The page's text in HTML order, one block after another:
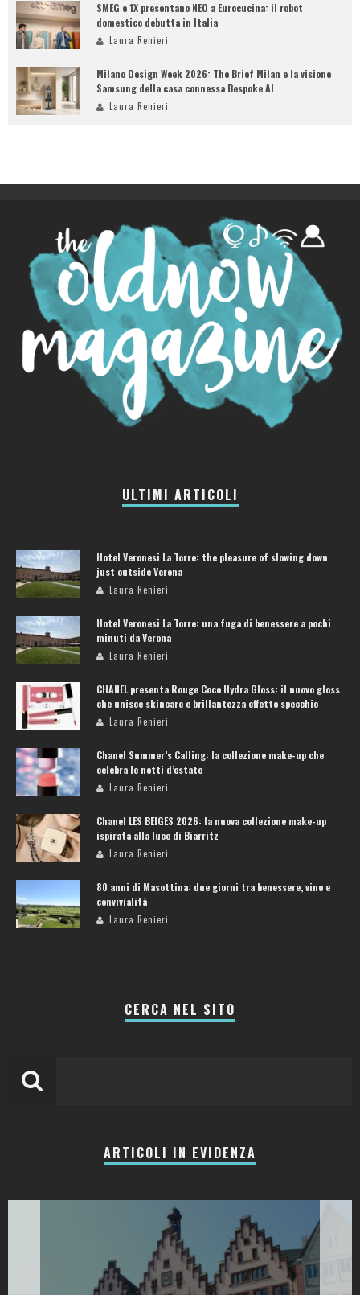
SMEG e 1X presentano NEO a Eurocucina: il robot
domestico debutta in Italia
Laura Renieri
Milano Design Week 2026: The Brief Milan e la visione
Samsung della casa connessa Bespoke AI
Laura Renieri
ULTIMI ARTICOLI
Hotel Veronesi La Torre: the pleasure of slowing down
just outside Verona
Laura Renieri
Hotel Veronesi La Torre: una fuga di benessere a pochi
minuti da Verona
Laura Renieri
CHANEL presenta Rouge Coco Hydra Gloss: il nuovo gloss
che unisce skincare e brillantezza effetto specchio
Laura Renieri
Chanel Summer’s Calling: la collezione make-up che
celebra le notti d’estate
Laura Renieri
Chanel LES BEIGES 2026: la nuova collezione make-up
ispirata alla luce di Biarritz
Laura Renieri
80 anni di Masottina: due giorni tra benessere, vino e
convivialità
Laura Renieri
CERCA NEL SITO
ARTICOLI IN EVIDENZA